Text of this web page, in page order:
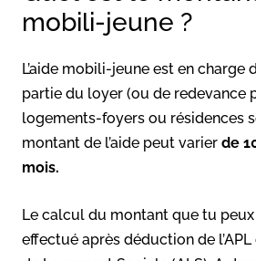
mobili-jeune ?
L’aide mobili-jeune est en charge
partie du loyer (ou de redevance
logements-foyers ou résidences
montant de l’aide peut varier de
mois.
Le calcul du montant que tu
effectué après déduction de